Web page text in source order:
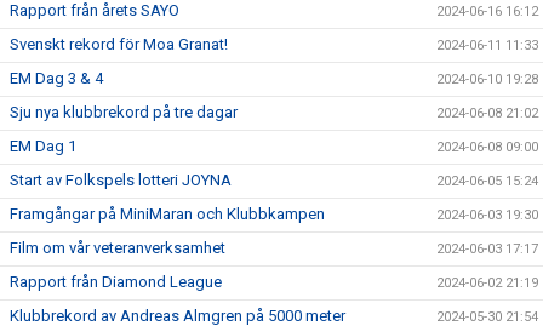
Rapport från årets SAYO 2024-06-16 16:12
Svenskt rekord för Moa Granat! 2024-06-11 11:33
EM Dag 3 & 4 2024-06-10 19:28
Sju nya klubbrekord på tre dagar 2024-06-08 21:02
EM Dag 1 2024-06-08 09:00
Start av Folkspels lotteri JOYNA 2024-06-05 15:24
Framgångar på MiniMaran och Klubbkampen 2024-06-03 19:30
Film om vår veteranverksamhet 2024-06-03 17:17
Rapport från Diamond League 2024-06-02 21:19
Klubbrekord av Andreas Almgren på 5000 meter 2024-05-30 21:54